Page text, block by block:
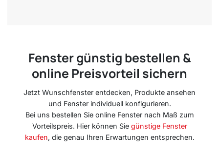
Fenster günstig bestellen &
online Preisvorteil sichern
Jetzt Wunschfenster entdecken, Produkte ansehen
und Fenster individuell konfigurieren.
Bei uns bestellen Sie online Fenster nach Maß zum
Vorteilspreis. Hier können Sie günstige Fenster
kaufen, die genau Ihren Erwartungen entsprechen.